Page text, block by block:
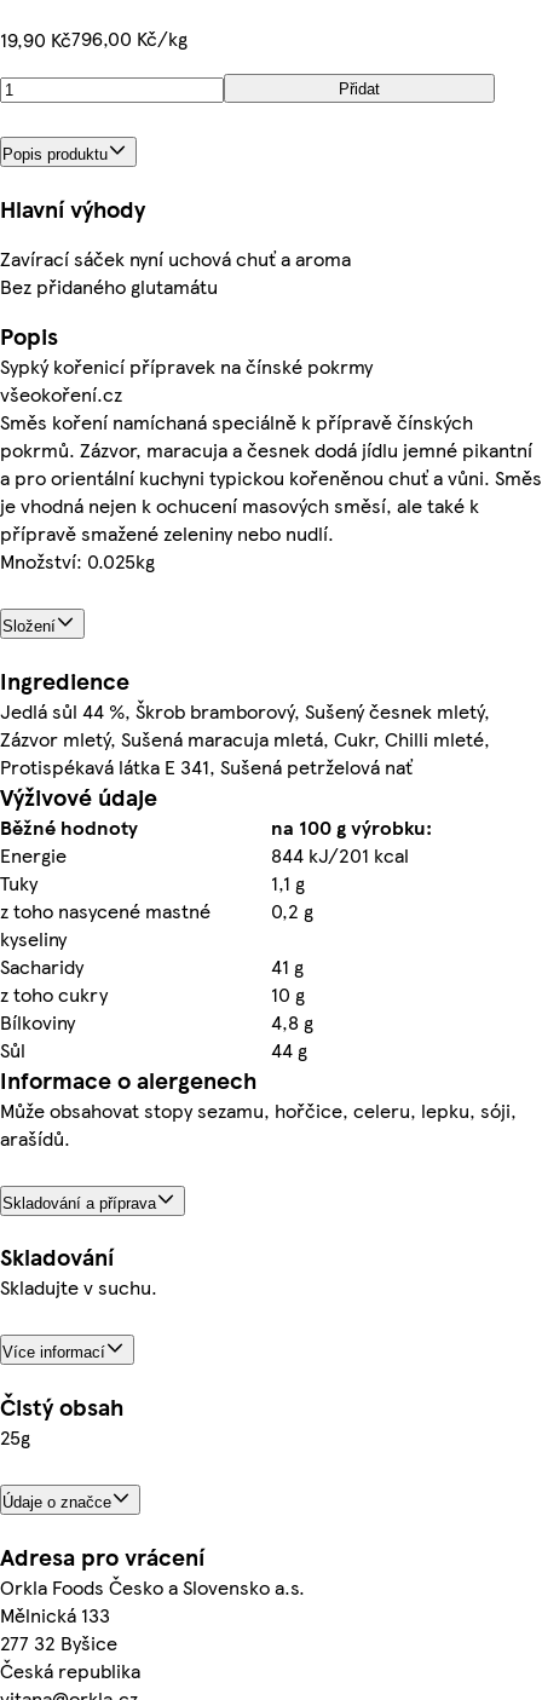
19,90 Kč796,00 Kč/kg
Přidat
Popis produktu
Hlavní výhody
Zavírací sáček nyní uchová chuť a aroma
Bez přidaného glutamátu
Popis
Sypký kořenicí přípravek na čínské pokrmy
všeokoření.cz
Směs koření namíchaná speciálně k přípravě čínských
pokrmů. Zázvor, maracuja a česnek dodá jídlu jemné pikantní
a pro orientální kuchyni typickou kořeněnou chuť a vůni. Směs
je vhodná nejen k ochucení masových směsí, ale také k
přípravě smažené zeleniny nebo nudlí.
Množství: 0.025kg
Složení
Ingredience
Jedlá sůl 44 %, Škrob bramborový, Sušený česnek mletý,
Zázvor mletý, Sušená maracuja mletá, Cukr, Chilli mleté,
Protispékavá látka E 341, Sušená petrželová nať
Výživové údaje
Běžné hodnoty
na 100 g výrobku:
Energie
844 kJ/201 kcal
Tuky
1,1 g
z toho nasycené mastné
kyseliny
0,2 g
Sacharidy
41 g
z toho cukry
10 g
Bílkoviny
4,8 g
Sůl
44 g
Informace o alergenech
Může obsahovat stopy sezamu, hořčice, celeru, lepku, sóji,
arašídů.
Skladování a příprava
Skladování
Skladujte v suchu.
Více informací
Čistý obsah
25g
Údaje o značce
Adresa pro vrácení
Orkla Foods Česko a Slovensko a.s.
Mělnická 133
277 32 Byšice
Česká republika